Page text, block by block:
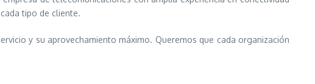
tipo de cliente.
y su aprovechamiento máximo. Queremos que cada organización